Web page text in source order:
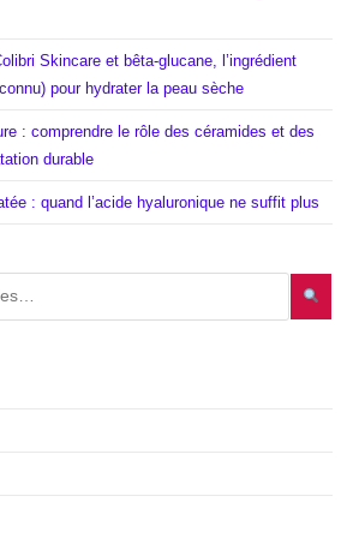
Skincare et bêta-glucane, l’ingrédient
pour hydrater la peau sèche
: comprendre le rôle des céramides et des
durable
: quand l’acide hyaluronique ne suffit plus